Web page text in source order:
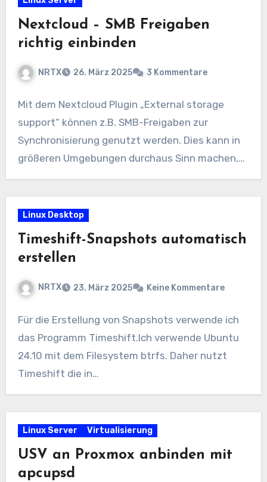
Nextcloud – SMB Freigaben
richtig einbinden
NRTX 26. März 2025 3 Kommentare
Mit dem Nextcloud Plugin „External storage
support“ können z.B. SMB-Freigaben zur
Synchronisierung genutzt werden. Dies kann in
größeren Umgebungen durchaus Sinn machen,…
Linux Desktop
Timeshift-Snapshots automatisch
erstellen
NRTX 23. März 2025 Keine Kommentare
Für die Erstellung von Snapshots verwende ich
das Programm Timeshift.Ich verwende Ubuntu
24.10 mit dem Filesystem btrfs. Daher nutzt
Timeshift die in…
Linux Server Virtualisierung
USV an Proxmox anbinden mit
apcupsd